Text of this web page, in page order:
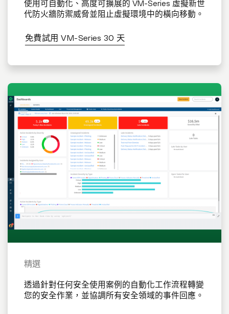
使用可自動化、高度可擴展的 VM-Series 虛擬新世
代防火牆防禦威脅並阻止虛擬環境中的橫向移動。
免費試用 VM-Series 30 天
精選
透過針對任何安全使用案例的自動化工作流程轉變
您的安全作業，並協調所有安全領域的事件回應。